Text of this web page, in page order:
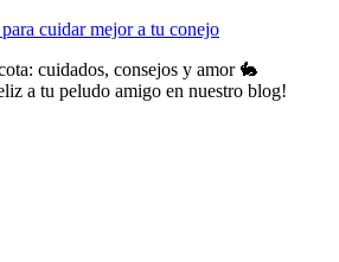
cuidar mejor a tu conejo
cuidados, consejos y amor 🐇
a tu peludo amigo en nuestro blog!